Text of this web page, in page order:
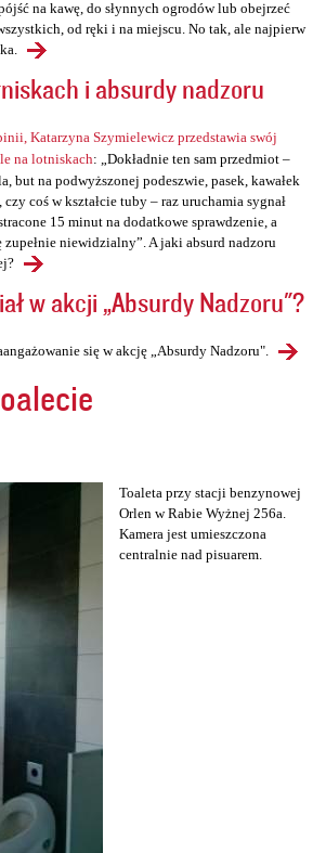
na kawę, do słynnych ogrodów lub obejrzeć
od ręki i na miejscu. No tak, ale najpierw
i absurdy nadzoru
Katarzyna Szymielewicz przedstawia swój
na lotniskach: „Dokładnie ten sam przedmiot –
but na podwyższonej podeszwie, pasek, kawałek
coś w kształcie tuby – raz uruchamia sygnał
15 minut na dodatkowe sprawdzenie, a
niewidzialny”. A jaki absurd nadzoru
w akcji „Absurdy Nadzoru"?
się w akcję „Absurdy Nadzoru".
Toaleta przy stacji benzynowej
Orlen w Rabie Wyżnej 256a.
Kamera jest umieszczona
centralnie nad pisuarem.